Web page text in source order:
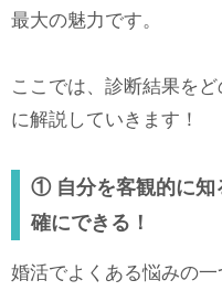
最大の魅力です。
ここでは、診断結果を
に解説していきます！
① 自分を客観的に
確にできる！
婚活でよくある悩みの